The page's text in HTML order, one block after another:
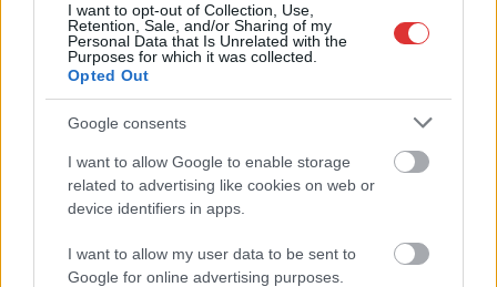
I want to opt-out of Collection, Use,
Retention, Sale, and/or Sharing of my
Personal Data that Is Unrelated with the
Purposes for which it was collected.
Opted Out
Google consents
I want to allow Google to enable storage
related to advertising like cookies on web or
device identifiers in apps.
I want to allow my user data to be sent to
Google for online advertising purposes.
A zárkában rosszul lett, elájult – ilyen körülményekről
számoltak be a szolnoki börtönből
Váratlan fennakadás borította fel a Szolnok–Kecskemét
vasútvonal közlekedését
A polgármester a szolnoki cégekhez fordult: több száz
elbocsátott dolgozón segítene
kerékpárgyártás meghatározó szereplője